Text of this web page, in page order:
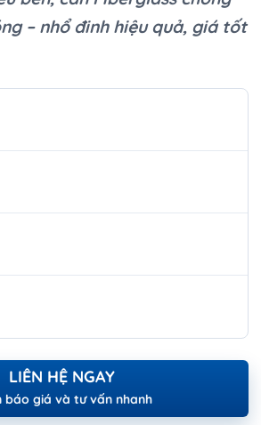
– nhổ đinh hiệu quả, giá tốt
LIÊN HỆ NGAY
báo giá và tư vấn nhanh